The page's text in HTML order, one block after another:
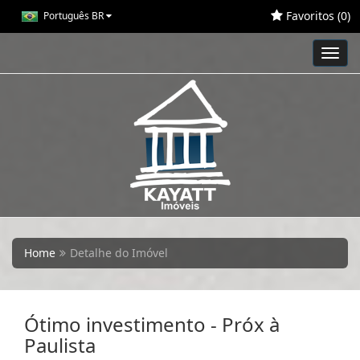
Português BR Favoritos (0)
Home Detalhe do Imóvel
Ótimo investimento - Próx à
Paulista